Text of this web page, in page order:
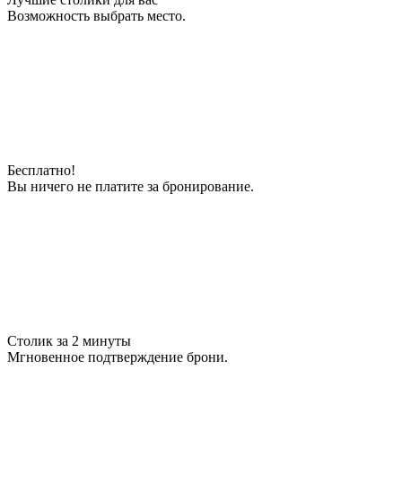
Возможность выбрать место.
Бесплатно!
Вы ничего не платите за бронирование.
Столик за 2 минуты
Мгновенное подтверждение брони.